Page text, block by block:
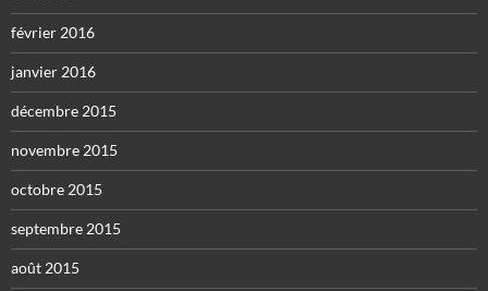
février 2016
janvier 2016
décembre 2015
novembre 2015
octobre 2015
septembre 2015
août 2015